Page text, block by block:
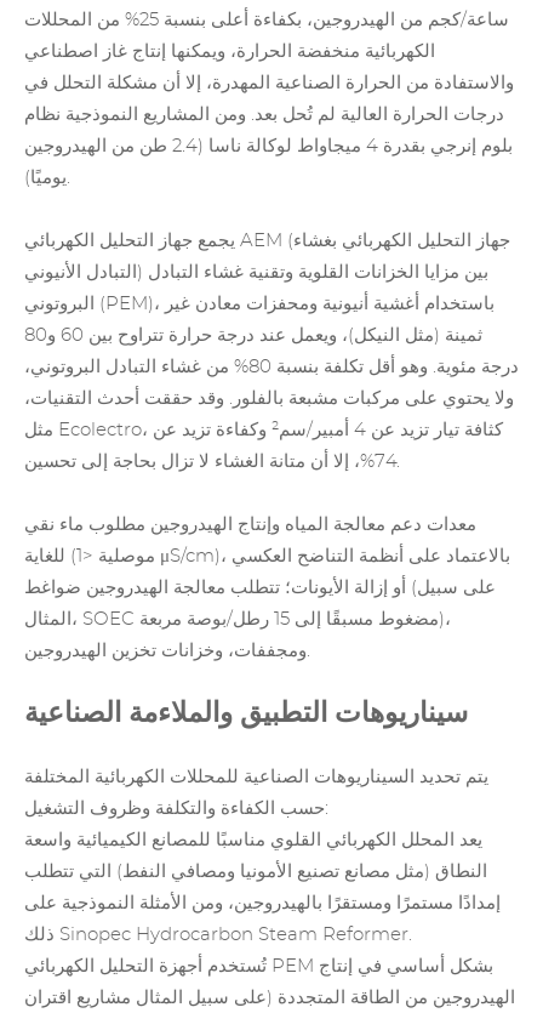
ساعة/كجم من الهيدروجين، بكفاءة أعلى بنسبة 25% من المحللات
الكهربائية منخفضة الحرارة، ويمكنها إنتاج غاز اصطناعي
والاستفادة من الحرارة الصناعية المهدرة، إلا أن مشكلة التحلل في
درجات الحرارة العالية لم تُحل بعد. ومن المشاريع النموذجية نظام
بلوم إنرجي بقدرة 4 ميجاواط لوكالة ناسا (2.4 طن من الهيدروجين
يوميًا).
يجمع جهاز التحليل الكهربائي AEM (جهاز التحليل الكهربائي بغشاء
التبادل الأنيوني) بين مزايا الخزانات القلوية وتقنية غشاء التبادل
البروتوني (PEM)، باستخدام أغشية أنيونية ومحفزات معادن غير
ثمينة (مثل النيكل)، ويعمل عند درجة حرارة تتراوح بين 60 و80
درجة مئوية. وهو أقل تكلفة بنسبة 80% من غشاء التبادل البروتوني،
ولا يحتوي على مركبات مشبعة بالفلور. وقد حققت أحدث التقنيات،
مثل Ecolectro، كثافة تيار تزيد عن 4 أمبير/سم² وكفاءة تزيد عن
74%، إلا أن متانة الغشاء لا تزال بحاجة إلى تحسين.
معدات دعم معالجة المياه وإنتاج الهيدروجين مطلوب ماء نقي
للغاية (موصلية <1 μS/cm)، بالاعتماد على أنظمة التناضح العكسي
أو إزالة الأيونات؛ تتطلب معالجة الهيدروجين ضواغط (على سبيل
المثال، SOEC مضغوط مسبقًا إلى 15 رطل/بوصة مربعة)،
ومجففات، وخزانات تخزين الهيدروجين.
سيناريوهات التطبيق والملاءمة الصناعية
يتم تحديد السيناريوهات الصناعية للمحللات الكهربائية المختلفة
حسب الكفاءة والتكلفة وظروف التشغيل:
يعد المحلل الكهربائي القلوي مناسبًا للمصانع الكيميائية واسعة
النطاق (مثل مصانع تصنيع الأمونيا ومصافي النفط) التي تتطلب
إمدادًا مستمرًا ومستقرًا بالهيدروجين، ومن الأمثلة النموذجية على
ذلك Sinopec Hydrocarbon Steam Reformer.
تُستخدم أجهزة التحليل الكهربائي PEM بشكل أساسي في إنتاج
الهيدروجين من الطاقة المتجددة (على سبيل المثال مشاريع اقتران